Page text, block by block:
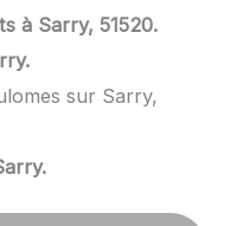
à Sarry, 51520.
sur Sarry,